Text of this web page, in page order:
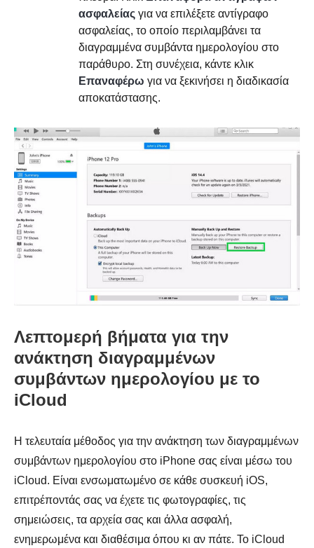
ασφαλείας για να επιλέξετε αντίγραφο
ασφαλείας, το οποίο περιλαμβάνει τα
διαγραμμένα συμβάντα ημερολογίου στο
παράθυρο. Στη συνέχεια, κάντε κλικ
Επαναφέρω για να ξεκινήσει η διαδικασία
αποκατάστασης.
Λεπτομερή βήματα για την
ανάκτηση διαγραμμένων
συμβάντων ημερολογίου με το
iCloud
Η τελευταία μέθοδος για την ανάκτηση των διαγραμμένων
συμβάντων ημερολογίου στο iPhone σας είναι μέσω του
iCloud. Είναι ενσωματωμένο σε κάθε συσκευή iOS,
επιτρέποντάς σας να έχετε τις φωτογραφίες, τις
σημειώσεις, τα αρχεία σας και άλλα ασφαλή,
ενημερωμένα και διαθέσιμα όπου κι αν πάτε. Το iCloud